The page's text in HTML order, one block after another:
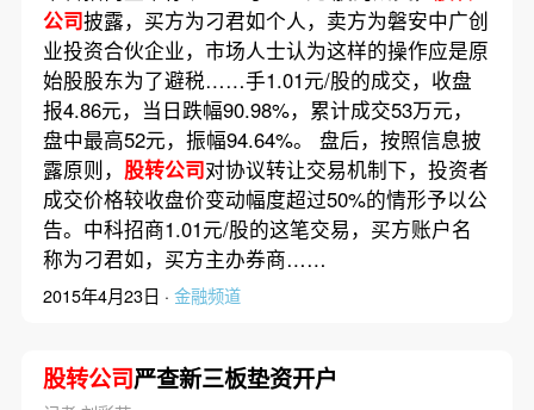
公司披露，买方为刁君如个人，卖方为磐安中广创
业投资合伙企业，市场人士认为这样的操作应是原
始股股东为了避税……手1.01元/股的成交，收盘
报4.86元，当日跌幅90.98%，累计成交53万元，
盘中最高52元，振幅94.64%。 盘后，按照信息披
露原则， 股转公司对协议转让交易机制下，投资者
成交价格较收盘价变动幅度超过50%的情形予以公
告。中科招商1.01元/股的这笔交易，买方账户名
称为刁君如，买方主办券商……
2015年4月23日 · 金融频道
股转公司严查新三板垫资开户